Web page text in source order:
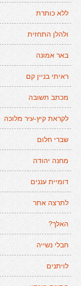
ללא כותרת
ולהלן התחזית
באר אמונה
ראיתי בניין קם
מכתב תשובה
לקראת קיץ-עיר מלוכה
שברי חלום
מחנה יהודה
דומיית עננים
לתרצה אתר
האלך?
חבלי נשייה
לויתנים